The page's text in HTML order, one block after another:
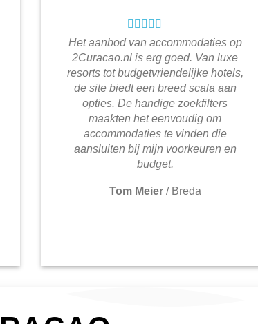
Het aanbod van accommodaties op
2Curacao.nl is erg goed. Van luxe
resorts tot budgetvriendelijke hotels,
de site biedt een breed scala aan
opties. De handige zoekfilters
maakten het eenvoudig om
accommodaties te vinden die
aansluiten bij mijn voorkeuren en
budget.
Tom Meier / Breda